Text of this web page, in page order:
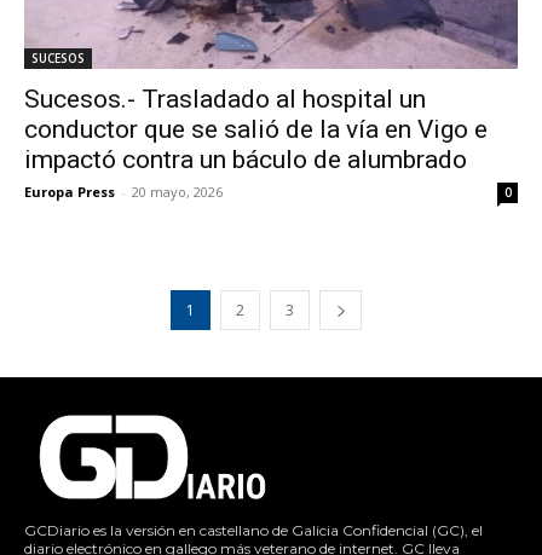
SUCESOS
Sucesos.- Trasladado al hospital un
conductor que se salió de la vía en Vigo e
impactó contra un báculo de alumbrado
Europa Press - 20 mayo, 2026 0
1 2 3
GCDiario es la versión en castellano de Galicia Confidencial (GC), el
diario electrónico en gallego más veterano de internet. GC lleva